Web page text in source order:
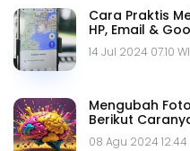
Cara Praktis
HP, Email &
14 Jul 2024 07.10
Mengubah
Berikut
08 Agu 2024 12.44